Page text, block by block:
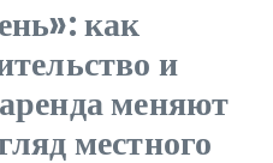
как
и
меняют
местного